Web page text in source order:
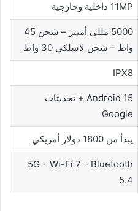
11MP داخلية وخارجية
5000 مللي أمبير – شحن 45
واط – شحن لاسلكي 30 واط
IPX8
Android 15 + تحديثات
Google
يبدأ من 1800 دولار أمريكي
5G – Wi-Fi 7 – Bluetooth
5.4